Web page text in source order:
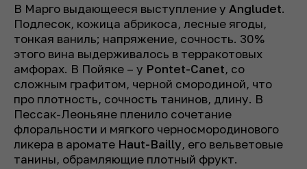
В Марго выдающееся выступление у Angludet.
Подлесок, кожица абрикоса, лесные ягоды,
тонкая ваниль; напряжение, сочность. 30%
этого вина выдерживалось в терракотовых
амфорах. В Пойяке – у Pontet-Canet, со
сложным графитом, черной смородиной, что
про плотность, сочность танинов, длину. В
Пессак-Леоньяне пленило сочетание
флоральности и мягкого черносмородинового
ликера в аромате Haut-Bailly, его вельветовые
танины, обрамляющие плотный фрукт.